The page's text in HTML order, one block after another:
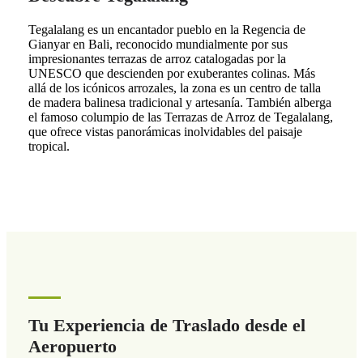
Tegalalang es un encantador pueblo en la Regencia de
Gianyar en Bali, reconocido mundialmente por sus
impresionantes terrazas de arroz catalogadas por la
UNESCO que descienden por exuberantes colinas. Más
allá de los icónicos arrozales, la zona es un centro de talla
de madera balinesa tradicional y artesanía. También alberga
el famoso columpio de las Terrazas de Arroz de Tegalalang,
que ofrece vistas panorámicas inolvidables del paisaje
tropical.
Tu Experiencia de Traslado desde el
Aeropuerto